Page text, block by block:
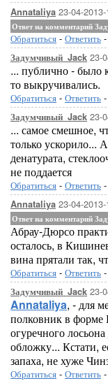
Annataliya 23-04-
Ответ на комментарий
Обратиться - Ответить -
Задумчивый_Jack 23-
... публично - было
то выкручивались.
Обратиться - Ответить -
Задумчивый_Jack 23-
... самое смешное,
только ускорило...
денатурата,
не поддается
Обратиться - Ответить -
Annataliya 23-04-
Ответ на комментарий
Абрау-Дюрсо
осталось, в
вина прятали так,
Обратиться - Ответить -
Задумчивый_Jack 23-
Annataliya, - для
полковник в
огуречного
обложку... Кстати,
запаха, не хуже
Обратиться - Ответить -